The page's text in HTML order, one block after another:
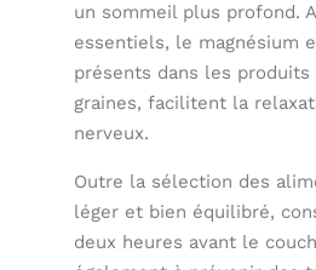
un sommeil plus profond.
essentiels, le magnésium
présents dans les
graines, facilitent la
nerveux.
Outre la sélection des
léger et bien équilibré,
deux heures avant le